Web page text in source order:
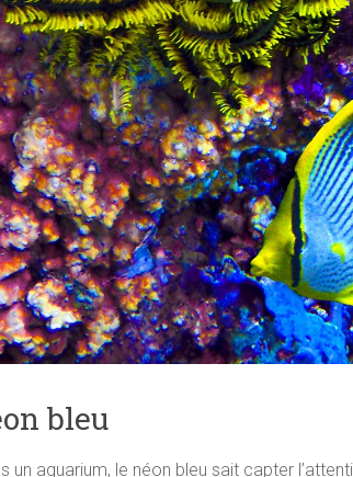
bleu
un aquarium, le néon bleu sait capter